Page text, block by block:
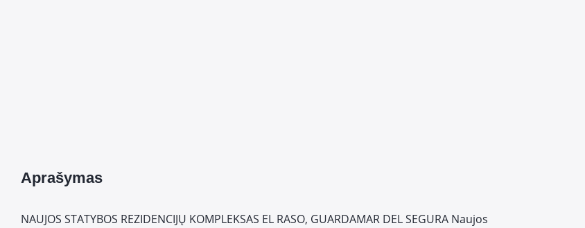
Aprašymas
NAUJOS STATYBOS REZIDENCIJŲ KOMPLEKSAS EL RASO, GUARDAMAR DEL SEGURA Naujos